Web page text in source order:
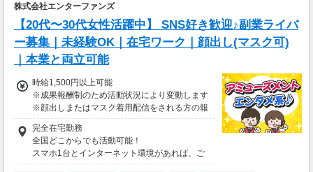
株式会社エンターファンズ
【20代〜30代女性活躍中】 SNS好き歓迎♪副業ライバ
ー募集｜未経験OK｜在宅ワーク｜顔出し(マスク可)
｜本業と両立可能
時給1,500円以上可能
※成果報酬制のため活動状況により変動します
※顔出しまたはマスク着用配信をされる方の報
酬基準となります
【収入例】
■事務職Aさん（週3日・月50時間程度）
月収8万円～15万円
完全在宅勤務
全国どこからでも活動可能！
スマホ1台とインターネット環境があれば、ご
自宅からスタートできます。